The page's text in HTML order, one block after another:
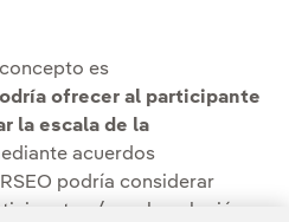
es
ofrecer al participante
la escala de la
acuerdos
podría considerar
y/o en la solución